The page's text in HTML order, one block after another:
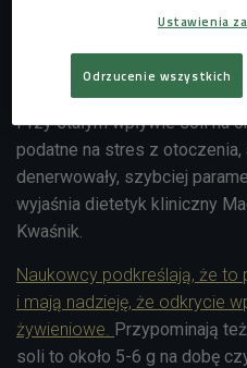
z dużą ilością soli,
- Przy takiej dawce soli, jaka
człowiekowi u myszy
Przy stałym wpływie soli na
podatne na stres z
denerwowały, szybciej
wyjaśnia dietetyk kliniczny
Kwaśnik.
Naukowcy podkreślają, że to
i mają nadzieję, że odkrycie
żywieniowe. Przypominają
soli to około 5-6 g na dobę
Ustawienia
Odrzucenie wszystkich